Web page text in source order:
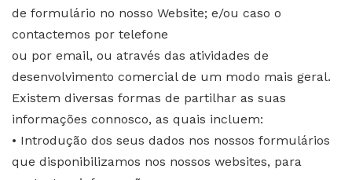
de formulário no nosso Website; e/ou caso o
contactemos por telefone
ou por email, ou através das atividades de
desenvolvimento comercial de um modo mais geral.
Existem diversas formas de partilhar as suas
informações connosco, as quais incluem:
• Introdução dos seus dados nos nossos formulários
que disponibilizamos nos nossos websites, para